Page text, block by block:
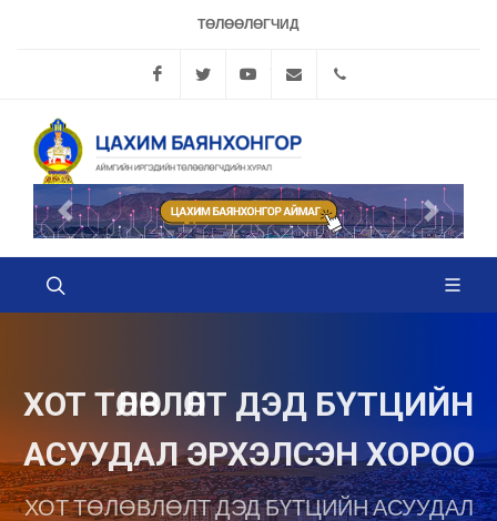
ТӨЛӨӨЛӨГЧИД
FacebookTwitter YouTube
Өмнөх Дараах
ХОТ ТӨЛӨВЛӨЛТ ДЭД БҮТЦИЙН
АСУУДАЛ ЭРХЭЛСЭН ХОРОО
ХОТ ТӨЛӨВЛӨЛТ ДЭД БҮТЦИЙН АСУУДАЛ